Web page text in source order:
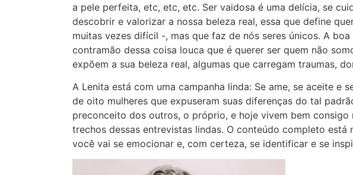
a pele perfeita, etc, etc, etc. Ser vaidosa é uma delícia, se
descobrir e valorizar a nossa beleza real, essa que define
muitas vezes difícil -, mas que faz de nós seres únicos. A
contramão dessa coisa louca que é querer ser quem não
expõem a sua beleza real, algumas que carregam traumas,
A Lenita está com uma campanha linda: Se ame, se aceite e
de oito mulheres que expuseram suas diferenças do tal
preconceito dos outros, o próprio, e hoje vivem bem consigo
trechos dessas entrevistas lindas. O conteúdo completo está
você vai se emocionar e, com certeza, se identificar e se